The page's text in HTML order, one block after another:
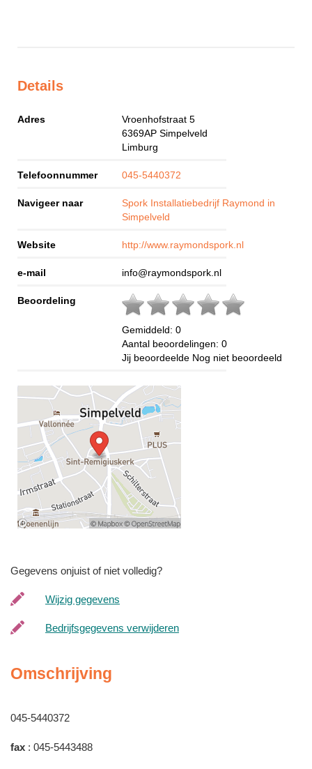
Details
Adres
Vroenhofstraat 5
6369AP Simpelveld
Limburg
Telefoonnummer 045-5440372
Navigeer naar
Spork Installatiebedrijf Raymond in
Simpelveld
Website http://www.raymondspork.nl
e-mail info@raymondspork.nl
Beoordeling
Gemiddeld: 0
Aantal beoordelingen: 0
Jij beoordeelde Nog niet beoordeeld
Gegevens onjuist of niet volledig?
Wijzig gegevens
Bedrijfsgegevens verwijderen
Omschrijving
045-5440372
fax : 045-5443488